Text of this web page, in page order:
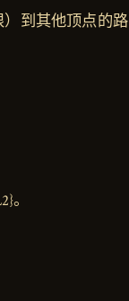
到其他顶点的路
。